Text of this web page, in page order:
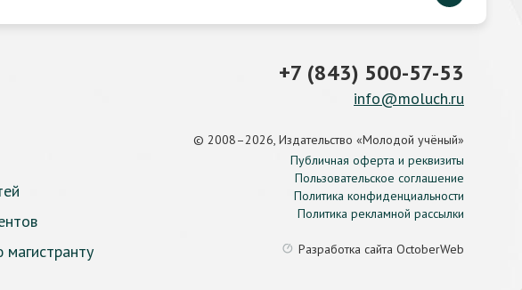
магистранту
+7 (843) 500-57-53
info@moluch.ru
© 2008–2026, Издательство «Молодой учёный»
Публичная оферта и реквизиты
Пользовательское соглашение
Политика конфиденциальности
Политика рекламной рассылки
Разработка сайта OctoberWeb